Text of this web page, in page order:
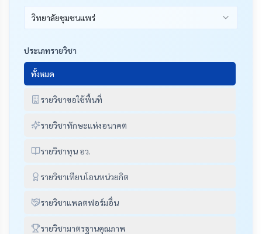
วิทยาลัยชุมชนแพร่
ประเภทรายวิชา
ทั้งหมด
รายวิชาขอใช้พื้นที่
รายวิชาทักษะแห่งอนาคต
รายวิชาทุน อว.
รายวิชาเทียบโอนหน่วยกิต
รายวิชาแพลตฟอร์มอื่น
รายวิชามาตรฐานคุณภาพ